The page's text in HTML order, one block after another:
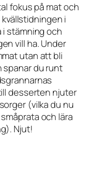
fokus på mat och
i
i stämning och
vill ha. Under
utan att bli
du runt
desserten njuter
(vilka du nu
och lära
Njut!